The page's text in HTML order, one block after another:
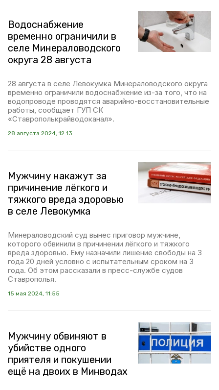
Водоснабжение
временно ограничили в
селе Минераловодского
округа 28 августа
28 августа в селе Левокумка Минераловодского округа
временно ограничили водоснабжение из-за того, что на
водопроводе проводятся аварийно-восстановительные
работы, сообщает ГУП СК
«Ставрополькрайводоканал».
28 августа 2024, 12:13
Мужчину накажут за
причинение лёгкого и
тяжкого вреда здоровью
в селе Левокумка
Минераловодский суд вынес приговор мужчине,
которого обвинили в причинении лёгкого и тяжкого
вреда здоровью. Ему назначили лишение свободы на 3
года 20 дней условно с испытательным сроком на 3
года. Об этом рассказали в пресс-службе судов
Ставрополья.
15 мая 2024, 11:55
Мужчину обвиняют в
убийстве одного
приятеля и покушении
ещё на двоих в Минводах